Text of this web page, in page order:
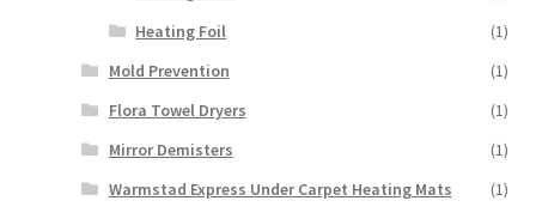
Heating Foil
(1)
Mold Prevention
(1)
Flora Towel Dryers
(1)
Mirror Demisters
(1)
Warmstad Express Under Carpet Heating Mats
(1)